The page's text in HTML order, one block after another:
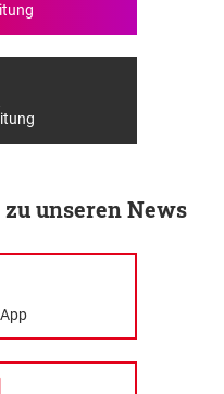
unseren News